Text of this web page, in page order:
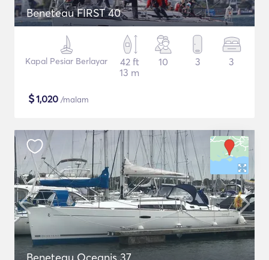
Beneteau FIRST 40
Kapal Pesiar Berlayar
42 ft
13 m
10 3 3
$1,020 /malam